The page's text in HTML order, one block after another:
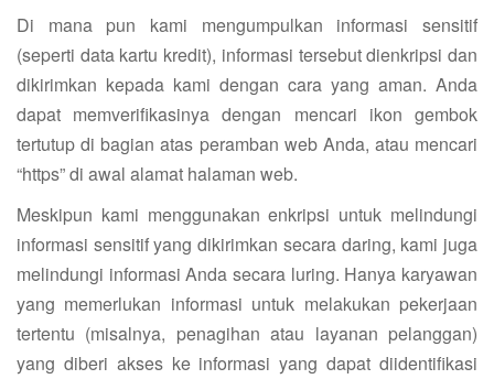
Di mana pun kami mengumpulkan informasi sensitif
(seperti data kartu kredit), informasi tersebut dienkripsi dan
dikirimkan kepada kami dengan cara yang aman. Anda
dapat memverifikasinya dengan mencari ikon gembok
tertutup di bagian atas peramban web Anda, atau mencari
“https” di awal alamat halaman web.
Meskipun kami menggunakan enkripsi untuk melindungi
informasi sensitif yang dikirimkan secara daring, kami juga
melindungi informasi Anda secara luring. Hanya karyawan
yang memerlukan informasi untuk melakukan pekerjaan
tertentu (misalnya, penagihan atau layanan pelanggan)
yang diberi akses ke informasi yang dapat diidentifikasi